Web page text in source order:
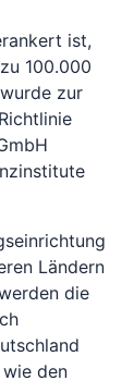
ist,
100.000
zur
Ländern
die
den